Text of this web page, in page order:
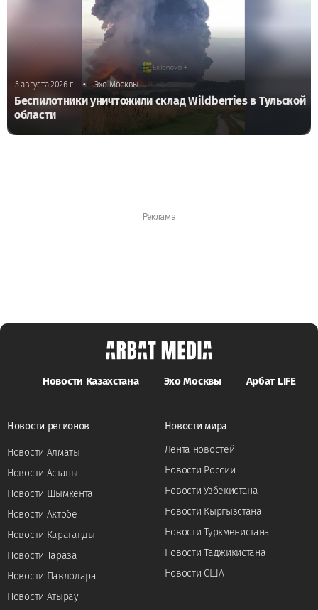
5 августа 2026 г. • Эхо Москвы
Беспилотники уничтожили склад Wildberries в Тульской
области
Новости Казахстана Эхо Москвы Арбат LIFE
Новости регионов
Новости Алматы
Новости Астаны
Новости Шымкента
Новости Актобе
Новости Караганды
Новости Тараза
Новости Павлодара
Новости Атырау
Новости мира
Лента новостей
Новости России
Новости Узбекистана
Новости Кыргызстана
Новости Туркменистана
Новости Таджикистана
Новости США